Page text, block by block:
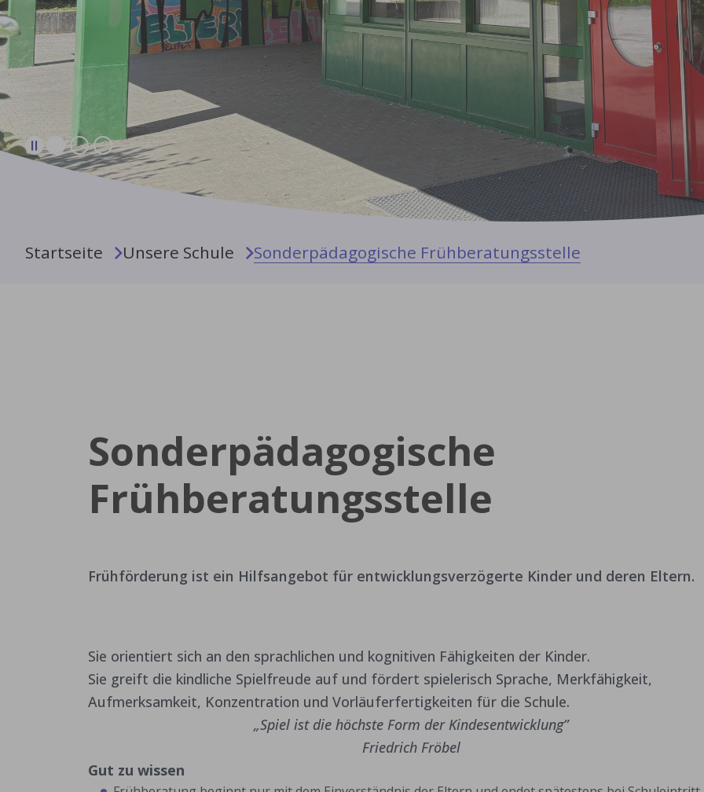
Startseite Unsere Schule Sonderpädagogische Frühberatungsstelle
Sonderpädagogische
Frühberatungsstelle
Frühförderung ist ein Hilfsangebot für entwicklungsverzögerte Kinder und deren Eltern.
Sie orientiert sich an den sprachlichen und kognitiven Fähigkeiten der Kinder.
Sie greift die kindliche Spielfreude auf und fördert spielerisch Sprache, Merkfähigkeit,
Aufmerksamkeit, Konzentration und Vorläuferfertigkeiten für die Schule.
„Spiel ist die höchste Form der Kindesentwicklung”
Friedrich Fröbel
Gut zu wissen